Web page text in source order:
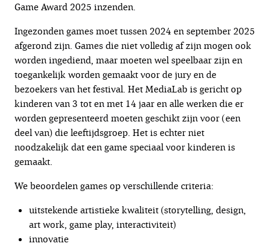
Game Award 2025 inzenden.
Ingezonden games moet tussen 2024 en september 2025
afgerond zijn. Games die niet volledig af zijn mogen ook
worden ingediend, maar moeten wel speelbaar zijn en
toegankelijk worden gemaakt voor de jury en de
bezoekers van het festival. Het MediaLab is gericht op
kinderen van 3 tot en met 14 jaar en alle werken die er
worden gepresenteerd moeten geschikt zijn voor (een
deel van) die leeftijdsgroep. Het is echter niet
noodzakelijk dat een game speciaal voor kinderen is
gemaakt.
We beoordelen games op verschillende criteria:
uitstekende artistieke kwaliteit (storytelling, design,
art work, game play, interactiviteit)
innovatie